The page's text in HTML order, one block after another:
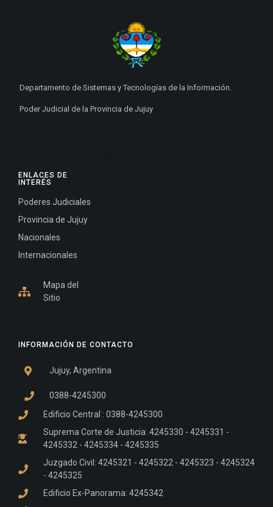
INFORMACIÓN DE CONTACTO
Jujuy, Argentina
0388-4245300
Edificio Central : 0388-4245300
Suprema Corte de Justicia: 4245330 - 4245331 -
4245332 - 4245334 - 4245335
Juzgado Civil: 4245321 - 4245322 - 4245323 - 4245324
- 4245325
Edificio Ex-Panorama: 4245342
ENLACES DE
INTERÉS
Poderes Judiciales
Provincia de Jujuy
Nacionales
Internacionales
Mapa del
Sitio
Departamento de Sistemas y Tecnologías de la Información.
Poder Judicial de la Provincia de Jujuy